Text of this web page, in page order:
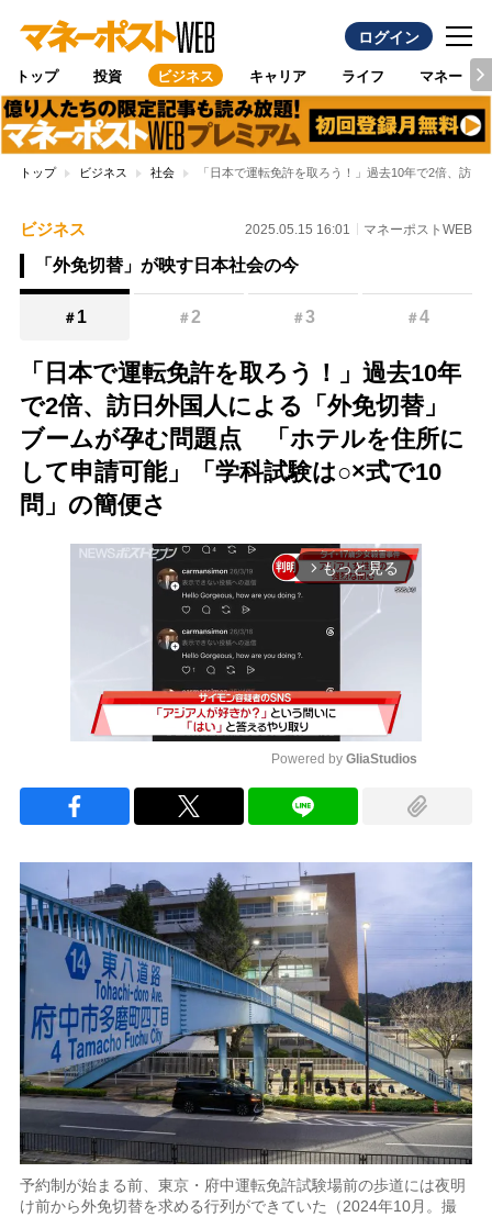
ログイン
トップ 投資 ビジネス キャリア ライフ マネー
トップ ビジネス 社会 「日本で運転免許を取ろう！」過去10年で2倍、訪
ビジネス 2025.05.15 16:01 マネーポストWEB
「外免切替」が映す日本社会の今
＃ 1 ＃2 ＃3 ＃4
「日本で運転免許を取ろう！」過去10年
で2倍、訪日外国人による「外免切替」
ブームが孕む問題点 「ホテルを住所に
して申請可能」「学科試験は○×式で10
問」の簡便さ
arrow_forward_ios もっと見る
Powered by GliaStudios
予約制が始まる前、東京・府中運転免許試験場前の歩道には夜明
け前から外免切替を求める行列ができていた（2024年10月。撮